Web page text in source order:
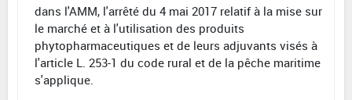
dans l'AMM, l'arrêté du 4 mai 2017 relatif à la mise sur
le marché et à l'utilisation des produits
phytopharmaceutiques et de leurs adjuvants visés à
l'article L. 253-1 du code rural et de la pêche maritime
s'applique.